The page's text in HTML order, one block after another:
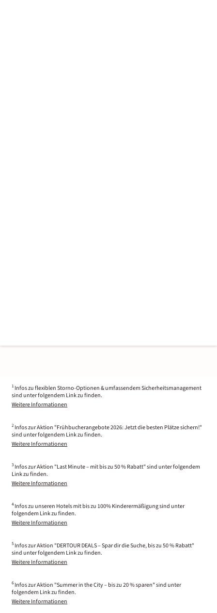
1 Infos zu flexiblen Storno-Optionen & umfassendem Sicherheitsmanagement
sind unter folgendem Link zu finden.
Weitere Informationen
2 Infos zur Aktion "Frühbucherangebote 2026: Jetzt die besten Plätze sichern!"
sind unter folgendem Link zu finden.
Weitere Informationen
3 Infos zur Aktion "Last Minute – mit bis zu 50 % Rabatt" sind unter folgendem
Link zu finden.
Weitere Informationen
4 Infos zu unseren Hotels mit bis zu 100% Kinderermäßigung sind unter
folgendem Link zu finden.
Weitere Informationen
5 Infos zur Aktion "DERTOUR DEALS – Spar dir die Suche, bis zu 50 % Rabatt"
sind unter folgendem Link zu finden.
Weitere Informationen
6 Infos zur Aktion "Summer in the City – bis zu 20 % sparen" sind unter
folgendem Link zu finden.
Weitere Informationen